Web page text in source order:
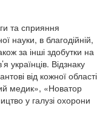
та сприяння
науки, в благодійній,
за інші здобутки на
українців. Відзнаку
від кожної області
медик», «Новатор
у галузі охорони